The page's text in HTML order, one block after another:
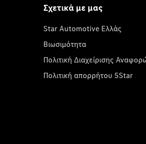
Σχετικά με μας
Star Automotive Ελλάς
Βιωσιμότητα
Πολιτική Διαχείρισης
Πολιτική απορρήτου 5Star